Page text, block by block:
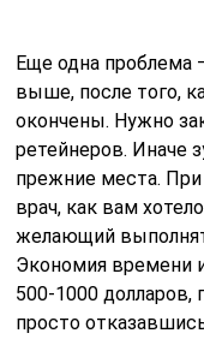
Еще одна проблема
выше, после того,
окончены. Нужно
ретейнеров. Иначе
прежние места.
врач, как вам
желающий
Экономия времени
500-1000 долларов,
просто